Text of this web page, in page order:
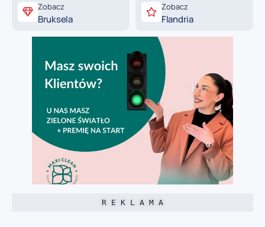
Zobacz
Bruksela
Zobacz
Flandria
R E K L A M A